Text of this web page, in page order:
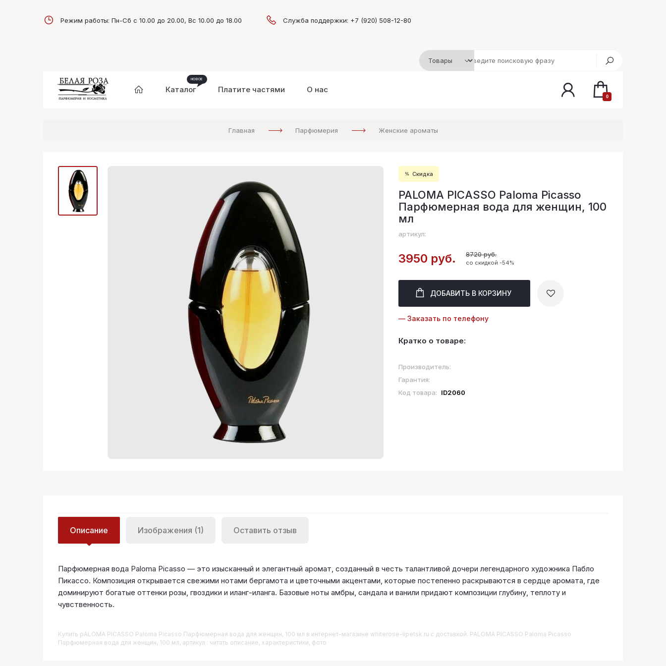
Режим работы: Пн-Сб с 10.00 до 20.00, Вс 10.00 до 18.00 Служба поддержки: +7 (920) 508-12-80
Каталог Платите частями О нас
0
Главная Парфюмерия Женские ароматы
Скидка
PALOMA PICASSO Paloma Picasso
Парфюмерная вода для женщин, 100
мл
артикул:
3950 руб. 8720 руб.
со скидкой -54%
ДОБАВИТЬ В КОРЗИНУ
— Заказать по телефону
Кратко о товаре:
Производитель:
Гарантия:
Код товара:
ID2060
Описание Изображения (1) Оставить отзыв
Парфюмерная вода Paloma Picasso — это изысканный и элегантный аромат, созданный в честь талантливой дочери легендарного художника Пабло
Пикассо. Композиция открывается свежими нотами бергамота и цветочными акцентами, которые постепенно раскрываются в сердце аромата, где
доминируют богатые оттенки розы, гвоздики и иланг-иланга. Базовые ноты амбры, сандала и ванили придают композиции глубину, теплоту и
чувственность.
Купить PALOMA PICASSO Paloma Picasso Парфюмерная вода для женщин, 100 мл в интернет-магазине whiterose-lipetsk.ru с доставкой. PALOMA PICASSO Paloma Picasso
Парфюмерная вода для женщин, 100 мл, артикул : читать описание, характеристики, фото